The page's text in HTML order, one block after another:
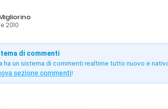
2010
di commenti
ha un sistema di commenti realtime tutto nuovo e
sezione commenti!